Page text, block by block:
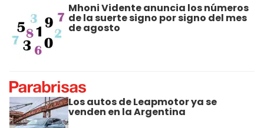
Mhoni Vidente anuncia los números
de la suerte signo por signo del mes
de agosto
Los autos de Leapmotor ya se
venden en la Argentina